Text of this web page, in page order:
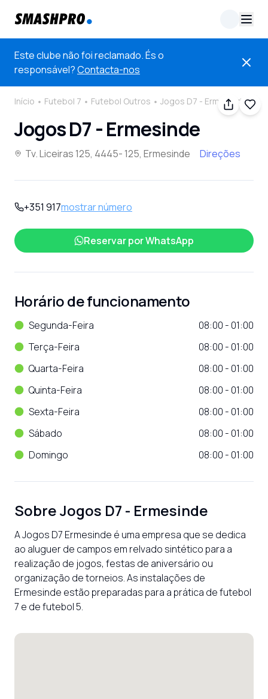
Este clube não foi reclamado. És o
responsável?Contacta-nos
Início Futebol 7 Futebol Outros Jogos D7 - Ermesinde
Jogos D7 - Ermesinde
Tv. Liceiras 125, 4445- 125, Ermesinde Direções
+351 917mostrar número
Reservar porWhatsApp
Horário de funcionamento
Segunda-Feira
08:00 - 01:00
Terça-Feira
08:00 - 01:00
Quarta-Feira
08:00 - 01:00
Quinta-Feira
08:00 - 01:00
Sexta-Feira
08:00 - 01:00
Sábado
08:00 - 01:00
Domingo
08:00 - 01:00
SobreJogos D7 - Ermesinde
A Jogos D7 Ermesinde é uma empresa que se dedica
ao aluguer de campos em relvado sintético para a
realização de jogos, festas de aniversário ou
organização de torneios. As instalações de
Ermesinde estão preparadas para a prática de futebol
7 e de futebol 5.